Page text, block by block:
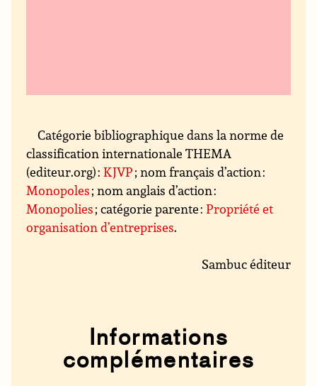
Catégorie bibliographique dans la norme de
classification internationale THEMA
(editeur.org) :KJVP; nom français d’action :
Monopoles; nom anglais d’action :
Monopolies; catégorie parente :Propriété et
organisation d’entreprises.
Sambuc éditeur
Informations
complémentaires